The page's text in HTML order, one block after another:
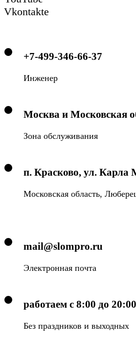
Vkontakte
+7-499-346-66-37
Инженер
Москва и Московская
Зона обслуживания
п. Красково, ул. Карла
Московская область,
mail@slompro.ru
Электронная почта
работаем с 8:00 до 20:00
Без праздников и выходных